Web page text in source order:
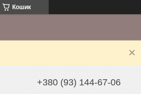
Кошик
+380 (93) 144-67-06